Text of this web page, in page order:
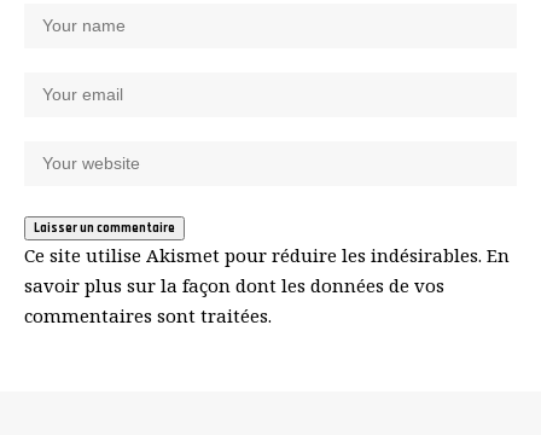
Ce site utilise Akismet pour réduire les indésirables. En
savoir plus sur la façon dont les données de vos
commentaires sont traitées.